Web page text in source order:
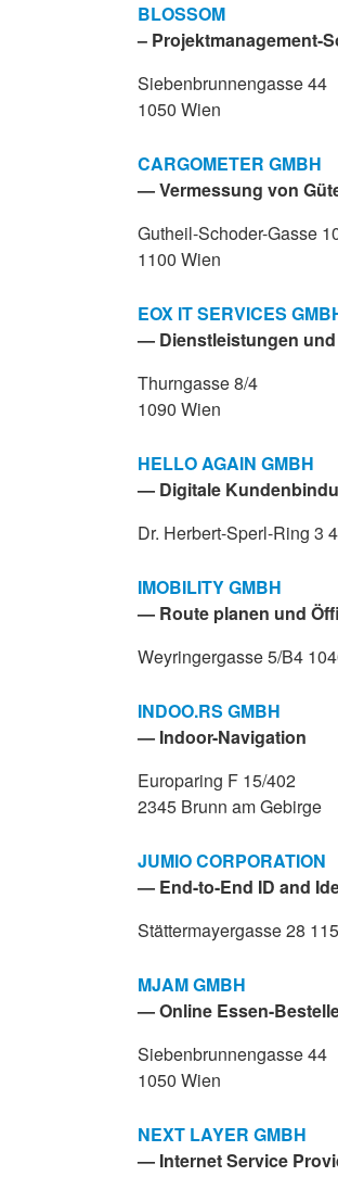
BLOSSOM
– Projektmanagement-
Siebenbrunnengasse 44
1050 Wien
CARGOMETER GMBH
— Vermessung von
Gutheil-Schoder-Gasse
1100 Wien
EOX IT SERVICES
— Dienstleistungen und
Thurngasse 8/4
1090 Wien
HELLO AGAIN GMBH
— Digitale
Dr. Herbert-Sperl-Ring 3
IMOBILITY GMBH
— Route planen und
Weyringergasse 5/B4
INDOO.RS GMBH
— Indoor-Navigation
Europaring F 15/402
2345 Brunn am Gebirge
JUMIO CORPORATION
— End-to-End ID and
Stättermayergasse 28
MJAM GMBH
— Online Essen-
Siebenbrunnengasse 44
1050 Wien
NEXT LAYER GMBH
— Internet Service